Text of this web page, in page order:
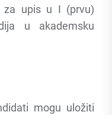
za upis u I (prvu)
u akademsku
mogu uložiti